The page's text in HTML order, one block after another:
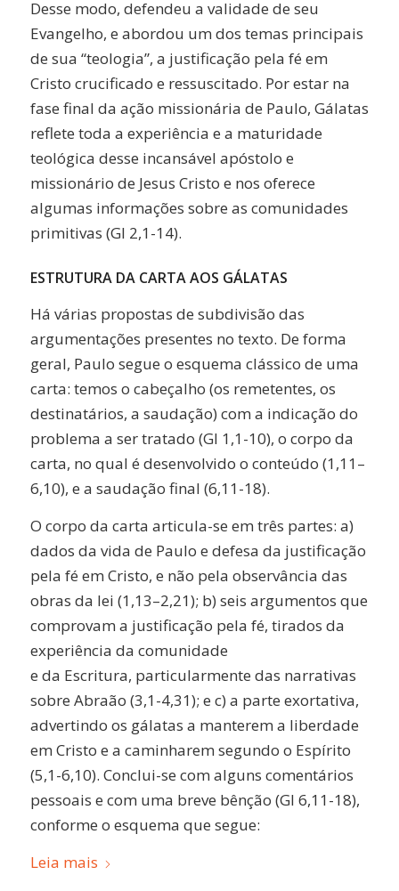
Desse modo, defendeu a validade de seu
Evangelho, e abordou um dos temas principais
de sua “teologia”, a justificação pela fé em
Cristo crucificado e ressuscitado. Por estar na
fase final da ação missionária de Paulo, Gálatas
reflete toda a experiência e a maturidade
teológica desse incansável apóstolo e
missionário de Jesus Cristo e nos oferece
algumas informações sobre as comunidades
primitivas (Gl 2,1-14).
ESTRUTURA DA CARTA AOS GÁLATAS
Há várias propostas de subdivisão das
argumentações presentes no texto. De forma
geral, Paulo segue o esquema clássico de uma
carta: temos o cabeçalho (os remetentes, os
destinatários, a saudação) com a indicação do
problema a ser tratado (Gl 1,1-10), o corpo da
carta, no qual é desenvolvido o conteúdo (1,11–
6,10), e a saudação final (6,11-18).
O corpo da carta articula-se em três partes: a)
dados da vida de Paulo e defesa da justificação
pela fé em Cristo, e não pela observância das
obras da lei (1,13–2,21); b) seis argumentos que
comprovam a justificação pela fé, tirados da
experiência da comunidade
e da Escritura, particularmente das narrativas
sobre Abraão (3,1-4,31); e c) a parte exortativa,
advertindo os gálatas a manterem a liberdade
em Cristo e a caminharem segundo o Espírito
(5,1-6,10). Conclui-se com alguns comentários
pessoais e com uma breve bênção (Gl 6,11-18),
conforme o esquema que segue:
Leia mais